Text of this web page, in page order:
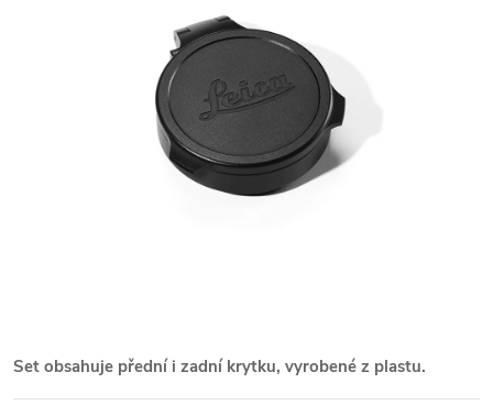
Set obsahuje přední i zadní krytku, vyrobené z plastu.